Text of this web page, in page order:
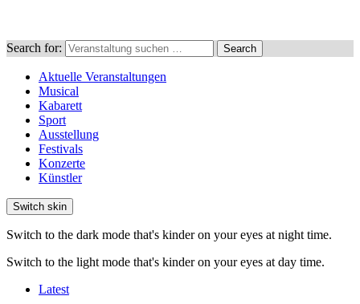
Search for: Search
Aktuelle Veranstaltungen
Musical
Kabarett
Sport
Ausstellung
Festivals
Konzerte
Künstler
Switch skin
Switch to the dark mode that's kinder on your eyes at night time.
Switch to the light mode that's kinder on your eyes at day time.
Latest